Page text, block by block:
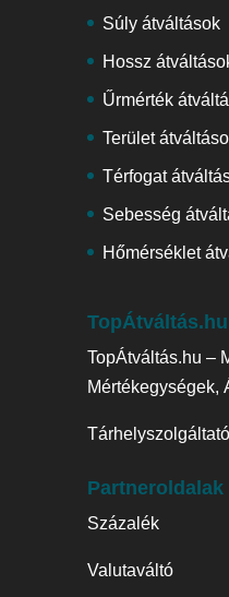
Súly átváltások
Hossz
Űrmérték
Terület
Térfogat
Sebesség
Hőmérséklet
TopÁtváltás.hu –
Mértékegységek,
Partneroldalak
Százalék
Valutaváltó